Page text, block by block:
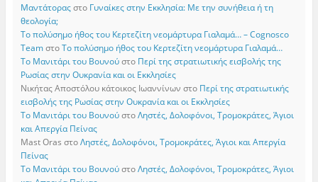
Μαντάτοραςστο Γυναίκες στην Εκκλησία: Με την συνήθεια ή τη
θεολογία;
Το πολύσημο ήθος του Κερτεζίτη νεομάρτυρα Γιαλαμά… – Cognosco
TeamστοΤο πολύσημο ήθος του Κερτεζίτη νεομάρτυρα Γιαλαμά…
Το Μανιτάρι του Βουνούστο Περί της στρατιωτικής εισβολής της
Ρωσίας στην Ουκρανία και οι Εκκλησίες
Νικήτας Αποστόλου κάτοικος Ιωαννίνων στο Περί της στρατιωτικής
εισβολής της Ρωσίας στην Ουκρανία και οι Εκκλησίες
Το Μανιτάρι του ΒουνούστοΛηστές, Δολοφόνοι, Τρομοκράτες, Άγιοι
και Απεργία Πείνας
Mast Oras στοΛηστές, Δολοφόνοι, Τρομοκράτες, Άγιοι και Απεργία
Πείνας
Το Μανιτάρι του ΒουνούστοΛηστές, Δολοφόνοι, Τρομοκράτες, Άγιοι